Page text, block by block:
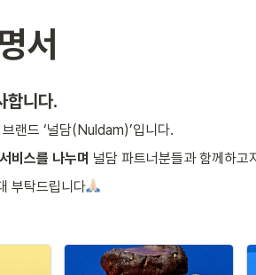
서
합니다.
랜드 ‘널담(Nuldam)’입니다.
비스를 나누며 널담 파트너분들과 함께하고
부탁드립니다